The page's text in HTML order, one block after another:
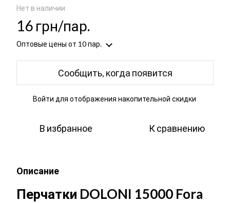
Нет в наличии
16 грн/пар.
Оптовые цены от 10 пар.
Сообщить, когда появится
Войти для отображения накопительной скидки
В избранное К сравнению
Описание
Перчатки DOLONI 15000 Fora